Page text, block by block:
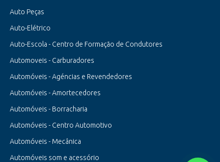
Auto Peças
Auto-Elétrico
Auto-Escola - Centro de Formação de Condutores
Automoveis - Carburadores
Automóveis - Agéncias e Revendedores
Automóveis - Amortecedores
Automóveis - Borracharia
Automóveis - Centro Automotivo
Automóveis - Mecânica
Automóveis som e acessório